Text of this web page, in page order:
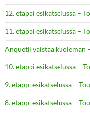
12. etappi esikatselussa –
11. etappi esikatselussa –
Anquetil väistää kuoleman
10. etappi esikatselussa –
9. etappi esikatselussa –
8. etappi esikatselussa –